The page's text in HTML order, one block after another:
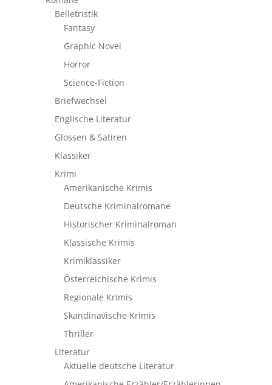
Belletristik
Fantasy
Graphic Novel
Horror
Science-Fiction
Briefwechsel
Englische Literatur
Glossen & Satiren
Klassiker
Krimi
Amerikanische Krimis
Deutsche Kriminalromane
Historischer Kriminalroman
Klassische Krimis
Krimiklassiker
Österreichische Krimis
Regionale Krimis
Skandinavische Krimis
Thriller
Literatur
Aktuelle deutsche Literatur